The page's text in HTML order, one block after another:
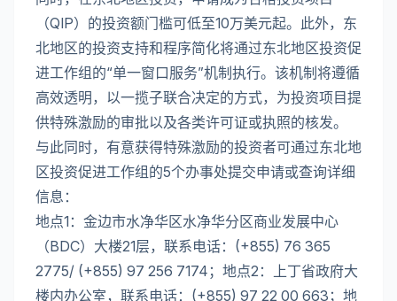
（QIP）的投资额门槛可低至10万美元起。此外，东
北地区的投资支持和程序简化将通过东北地区投资促
进工作组的“单一窗口服务”机制执行。该机制将遵循
高效透明，以一揽子联合决定的方式，为投资项目提
供特殊激励的审批以及各类许可证或执照的核发。
与此同时，有意获得特殊激励的投资者可通过东北地
区投资促进工作组的5个办事处提交申请或查询详细
信息：
地点1：金边市水净华区水净华分区商业发展中心
（BDC）大楼21层，联系电话：(+855) 76 365
2775/ (+855) 97 256 7174；地点2：上丁省政府大
楼内办公室，联系电话：(+855) 97 22 00 663；地